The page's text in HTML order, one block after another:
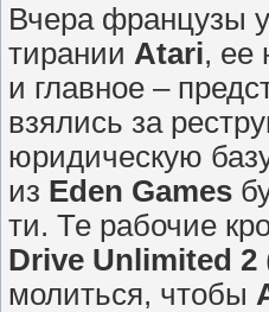
Вчера французы
тирании Atari, ее
и главное –
взялись за
юридическую
из Eden Games
ти. Те рабочие
Drive Unlimited 2
молиться, чтобы